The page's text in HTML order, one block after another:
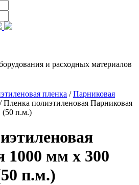
и расходных материалов
пленка / Парниковая
/ Пленка полиэтиленовая Парниковая
(50 п.м.)
1000 мм x 300
п.м.)